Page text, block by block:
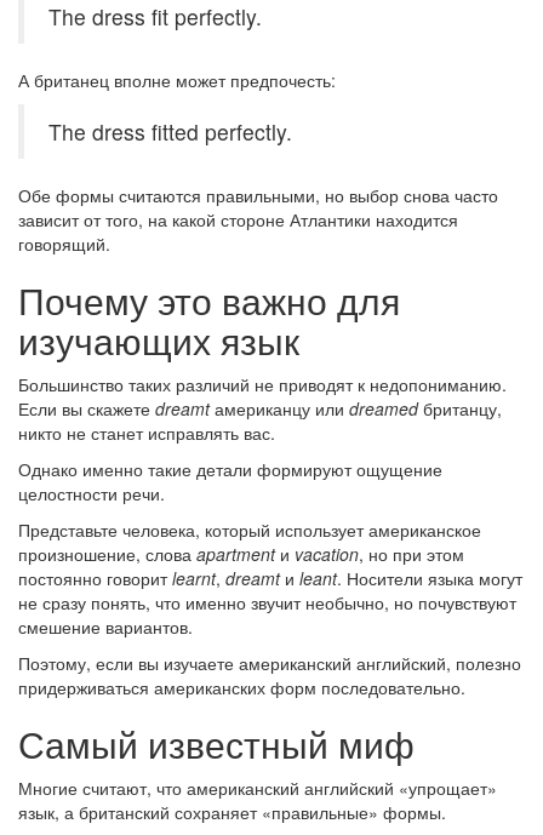
The dress fit perfectly.
А британец вполне может предпочесть:
The dress fitted perfectly.
Обе формы считаются правильными, но выбор снова часто
зависит от того, на какой стороне Атлантики находится
говорящий.
Почему это важно для
изучающих язык
Большинство таких различий не приводят к недопониманию.
Если вы скажете dreamtамериканцу или dreamedбританцу,
никто не станет исправлять вас.
Однако именно такие детали формируют ощущение
целостности речи.
Представьте человека, который использует американское
произношение, слова apartmentи vacation, но при этом
постоянно говоритlearnt, dreamtи leant. Носители языка могут
не сразу понять, что именно звучит необычно, но почувствуют
смешение вариантов.
Поэтому, если вы изучаете американский английский, полезно
придерживаться американских форм последовательно.
Самый известный миф
Многие считают, что американский английский «упрощает»
язык, а британский сохраняет «правильные» формы.